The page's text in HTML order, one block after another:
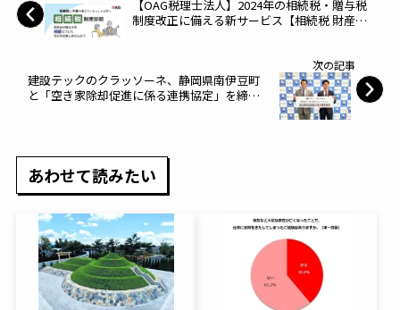
【OAG税理士法人】2024年の相続税・贈与税
制度改正に備える新サービス【相続税 財産診
を 創業35年のOAG税理士法人～OAG～
次の記事
建設テックのクラッソーネ、静岡県南伊豆町
と「空き家除却促進に係る連携協定」を締結
あわせて読みたい